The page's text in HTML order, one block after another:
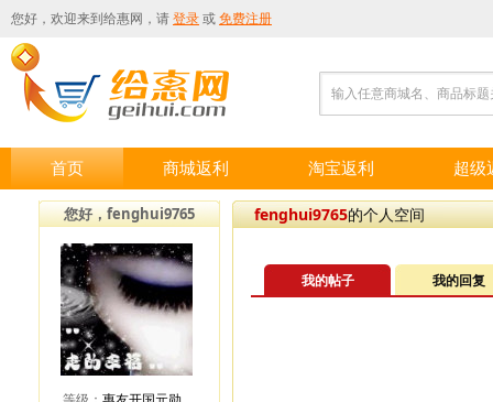
您好，欢迎来到 给惠网 ，请 登录 或 免费注册
输入任意商城名、商品标
首页 商城返利 淘宝返利 超级
您好，fenghui9765 fenghui9765的个人空间
我的帖子 我的回复